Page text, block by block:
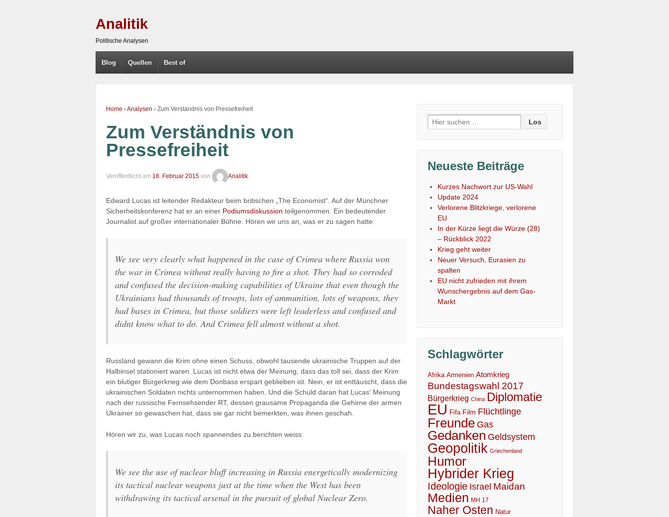
Analitik
Politische Analysen
Blog Quellen Best of
Home ›Analysen › Zum Verständnis von Pressefreiheit
Zum Verständnis von
Pressefreiheit
Veröffentlicht am 18. Februar 2015 von Analitik
Edward Lucas ist leitender Redakteur beim britischen „The Economist“. Auf der Münchner
Sicherheitskonferenz hat er an einer Podiumsdiskussion teilgenommen. Ein bedeutender
Journalist auf großer internationaler Bühne. Hören wir uns an, was er zu sagen hatte:
We see very clearly what happened in the case of Crimea where Russia won
the war in Crimea without really having to fire a shot. They had so corroded
and confused the decision-making capabilities of Ukraine that even though the
Ukrainians had thousands of troops, lots of ammunition, lots of weapons, they
had bases in Crimea, but those soldiers were left leaderless and confused and
didnt know what to do. And Crimea fell almost without a shot.
Russland gewann die Krim ohne einen Schuss, obwohl tausende ukrainische Truppen auf der
Halbinsel stationiert waren. Lucas ist nicht etwa der Meinung, dass das toll sei, dass der Krim
ein blutiger Bürgerkrieg wie dem Donbass erspart geblieben ist. Nein, er ist enttäuscht, dass die
ukrainischen Soldaten nichts unternommen haben. Und die Schuld daran hat Lucas‘ Meinung
nach der russische Fernsehsender RT, dessen grausame Propaganda die Gehirne der armen
Ukrainer so gewaschen hat, dass sie gar nicht bemerkten, was ihnen geschah.
Hören wir zu, was Lucas noch spannendes zu berichten weiss:
We see the use of nuclear bluff increasing in Russia energetically modernizing
its tactical nuclear weapons just at the time when the West has been
withdrawing its tactical arsenal in the pursuit of global Nuclear Zero.
Suche
nach:
Neueste Beiträge
Kurzes Nachwort zur US-Wahl
Update 2024
Verlorene Blitzkriege, verlorene
EU
In der Kürze liegt die Würze (28)
– Rückblick 2022
Krieg geht weiter
Neuer Versuch, Eurasien zu
spalten
EU nicht zufrieden mit ihrem
Wunschergebnis auf dem Gas-
Markt
Schlagwörter
Afrika Armenien Atomkrieg
Bundestagswahl 2017
Bürgerkrieg China Diplomatie
EU Fifa Film Flüchtlinge
Freunde Gas
Gedanken Geldsystem
Geopolitik Griechenland
Humor
Hybrider Krieg
Ideologie Israel Maidan
Medien MH 17
Naher Osten Natur